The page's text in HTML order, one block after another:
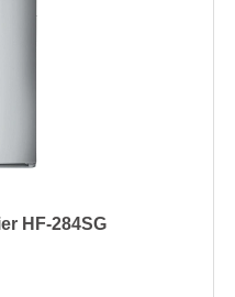
HF-284SG